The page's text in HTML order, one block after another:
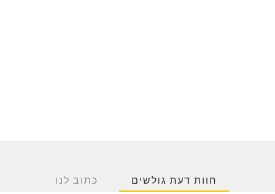
חוות דעת גולשים כתוב לנו